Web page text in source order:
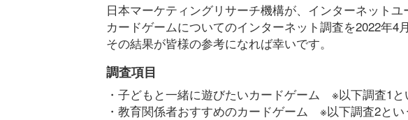
日本マーケティングリサーチ機構が、インターネットユ
カードゲームについてのインターネット調査を2022年4
その結果が皆様の参考になれば幸いです。
調査項目
・子どもと一緒に遊びたいカードゲーム ※以下調査1と
・教育関係者おすすめのカードゲーム ※以下調査2とい